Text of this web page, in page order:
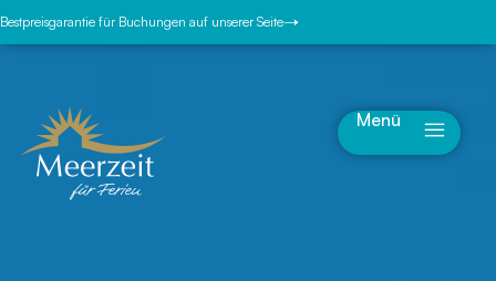
Bestpreisgarantie für Buchungen auf unserer Seite
Menü